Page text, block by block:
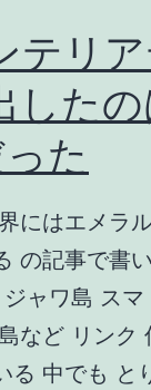
を
作
る
の
っ
て
自
由
だ
テリ
した
た
にはエメラ
の記事で書
ャワ島 ス
など リンク
る 中でも と